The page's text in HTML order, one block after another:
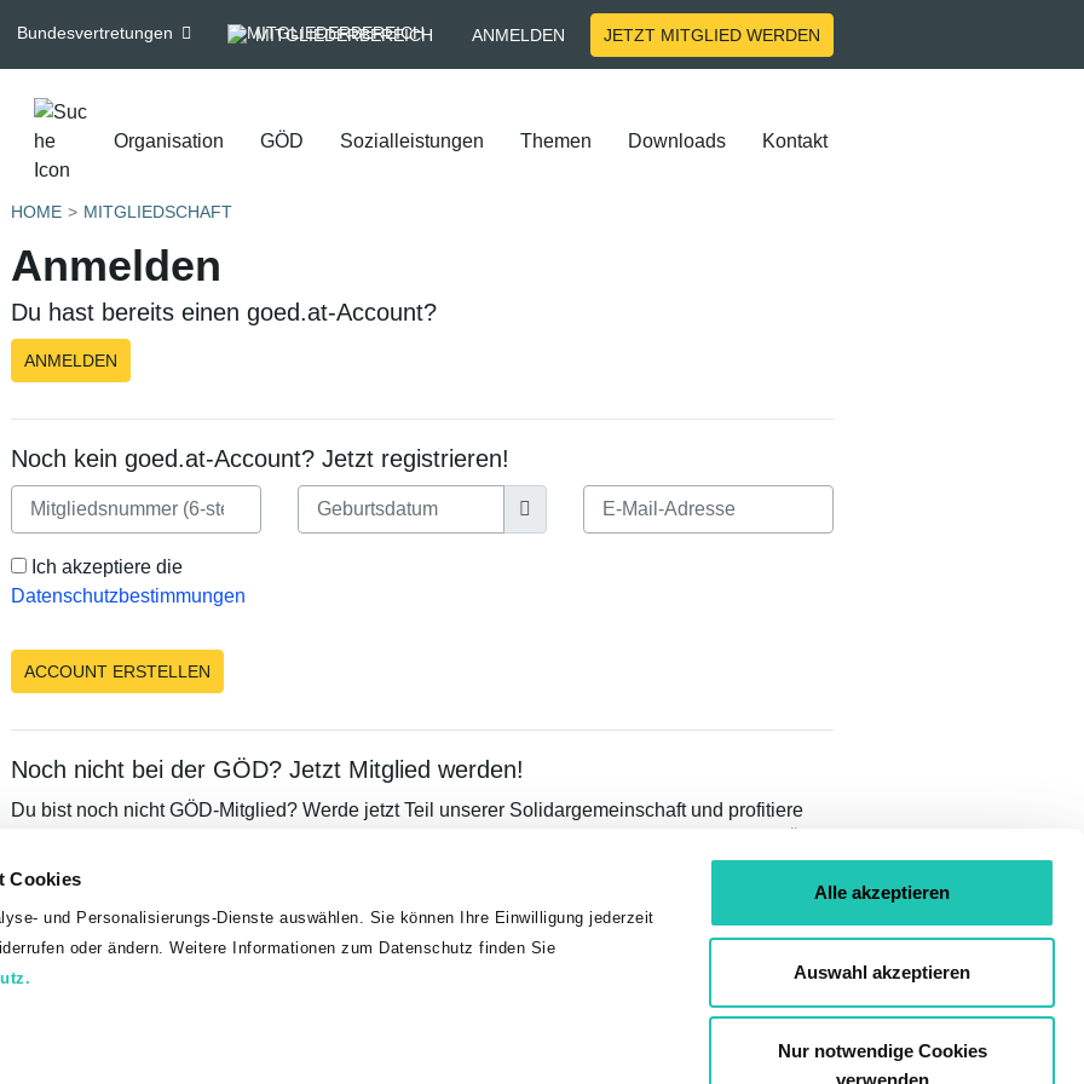
Cookies
und Personalisierungs-Dienste auswählen. Sie können Ihre Einwilligung jederzeit
oder ändern. Weitere Informationen zum Datenschutz finden Sie
Alle akzeptieren
Auswahl akzeptieren
Nur notwendige Cookies
verwenden
Bundesvertretungen MITGLIEDERBEREICH ANMELDEN JETZT MITGLIED WERDEN
Organisation GÖD Sozialleistungen Themen Downloads Kontakt
HOME MITGLIEDSCHAFT
Anmelden
Du hast bereits einen goed.at-Account?
ANMELDEN
Noch kein goed.at-Account? Jetzt registrieren!
Ich akzeptiere die
Datenschutzbestimmungen
Noch nicht bei der GÖD? Jetzt Mitglied werden!
Du bist noch nicht GÖD-Mitglied? Werde jetzt Teil unserer Solidargemeinschaft und profitiere
Mitglieder!
MITGLIED WERDEN